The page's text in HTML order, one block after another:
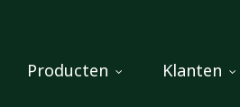
Producten Klanten